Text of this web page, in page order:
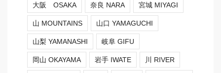
大阪 OSAKA 奈良 NARA 宮城 MIYAGI
山 MOUNTAINS 山口 YAMAGUCHI
山梨 YAMANASHI 岐阜 GIFU
岡山 OKAYAMA 岩手 IWATE 川 RIVER